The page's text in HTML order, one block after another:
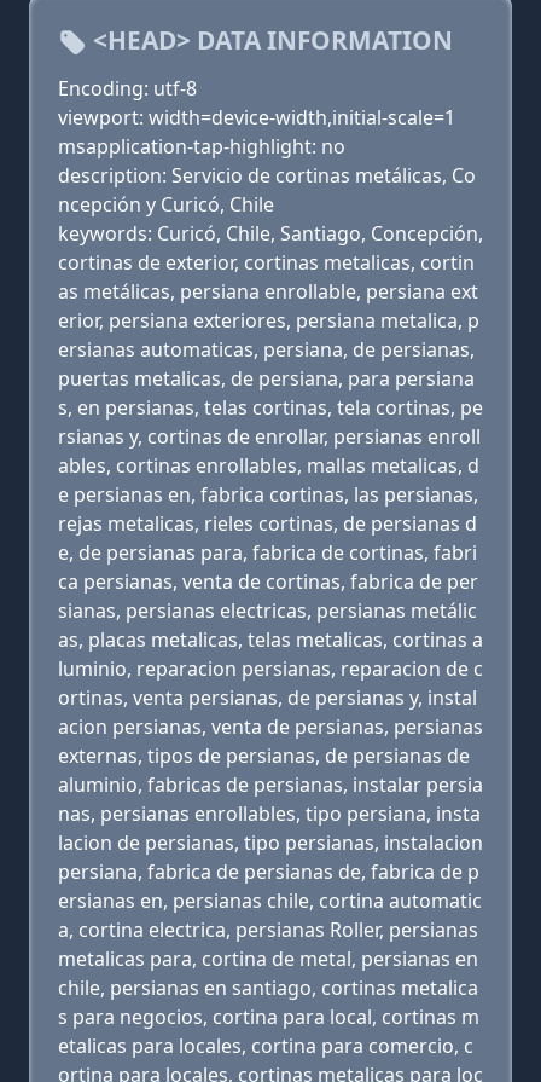
<HEAD> DATA INFORMATION
Encoding: utf-8
viewport: width=device-width,initial-scale=1
msapplication-tap-highlight: no
description: Servicio de cortinas metálicas, Co
ncepción y Curicó, Chile
keywords: Curicó, Chile, Santiago, Concepción,
cortinas de exterior, cortinas metalicas, cortin
as metálicas, persiana enrollable, persiana ext
erior, persiana exteriores, persiana metalica, p
ersianas automaticas, persiana, de persianas,
puertas metalicas, de persiana, para persiana
s, en persianas, telas cortinas, tela cortinas, pe
rsianas y, cortinas de enrollar, persianas enroll
ables, cortinas enrollables, mallas metalicas, d
e persianas en, fabrica cortinas, las persianas,
rejas metalicas, rieles cortinas, de persianas d
e, de persianas para, fabrica de cortinas, fabri
ca persianas, venta de cortinas, fabrica de per
sianas, persianas electricas, persianas metálic
as, placas metalicas, telas metalicas, cortinas a
luminio, reparacion persianas, reparacion de c
ortinas, venta persianas, de persianas y, instal
acion persianas, venta de persianas, persianas
externas, tipos de persianas, de persianas de
aluminio, fabricas de persianas, instalar persia
nas, persianas enrollables, tipo persiana, insta
lacion de persianas, tipo persianas, instalacion
persiana, fabrica de persianas de, fabrica de p
ersianas en, persianas chile, cortina automatic
a, cortina electrica, persianas Roller, persianas
metalicas para, cortina de metal, persianas en
chile, persianas en santiago, cortinas metalica
s para negocios, cortina para local, cortinas m
etalicas para locales, cortina para comercio, c
ortina para locales, cortinas metalicas para loc